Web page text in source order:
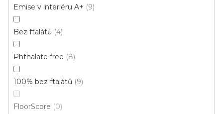
Emise v interiéru A+ 9
Bez ftalátů 4
Phthalate free 8
100% bez ftalátů 9
FloorScore 0